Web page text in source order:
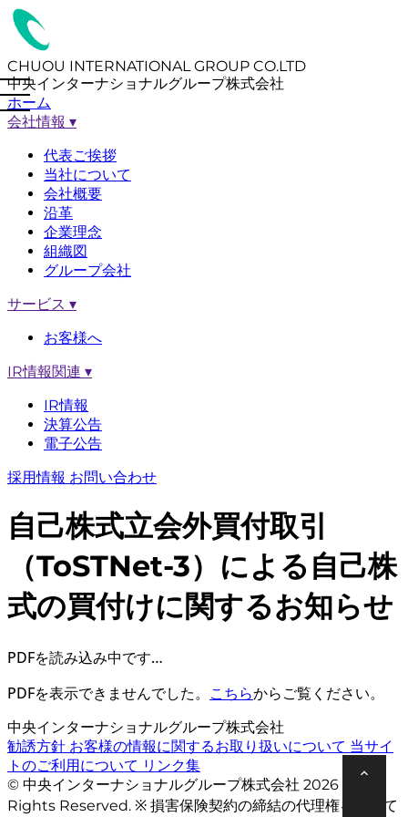
CHUOU INTERNATIONAL GROUP CO.LTD
中央インターナショナルグループ株式会社
ホーム
会社情報 ▾
代表ご挨拶
当社について
会社概要
沿革
企業理念
組織図
グループ会社
サービス ▾
お客様へ
IR情報関連 ▾
IR情報
決算公告
電子公告
採用情報 お問い合わせ
自己株式立会外買付取引
（ToSTNet-3）による自己株
式の買付けに関するお知らせ
PDFを読み込み中です…
PDFを表示できませんでした。 こちらからご覧ください。
中央インターナショナルグループ株式会社
勧誘方針 お客様の情報に関するお取り扱いについて 当サイ
トのご利用について リンク集
© 中央インターナショナルグループ株式会社 2026 All
Rights Reserved. ※ 損害保険契約の締結の代理権を有して